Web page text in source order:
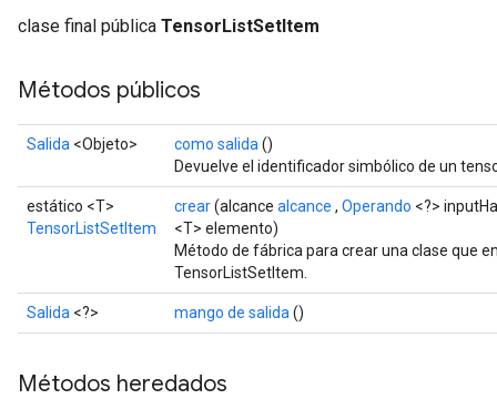
clase final pública TensorListSetItem
Métodos públicos
Salida <Objeto> como salida ()
Devuelve el identificador simbólico de un
estático <T>
TensorListSetItem
crear(alcance alcance , Operando <?>
<T> elemento)
Método de fábrica para crear una clase que
TensorListSetItem.
Salida <?> mango de salida ()
Métodos heredados